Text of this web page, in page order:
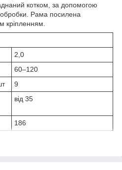
котком, за допомогою
обробки. Рама посилена
кріпленням.
2,0
60–120
9
від 35
186